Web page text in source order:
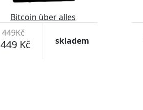
Bitcoin über alles
449Kč
449 Kč skladem